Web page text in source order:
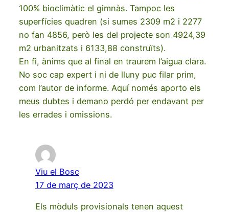
100% bioclimàtic el gimnàs. Tampoc les
superfícies quadren (si sumes 2309 m2 i 2277
no fan 4856, però les del projecte son 4924,39
m2 urbanitzats i 6133,88 construïts).
En fi, ànims que al final en traurem l’aigua clara.
No soc cap expert i ni de lluny puc filar prim,
com l’autor de informe. Aquí només aporto els
meus dubtes i demano perdó per endavant per
les errades i omissions.
Viu el Bosc
17 de març de 2023
Els mòduls provisionals tenen aquest